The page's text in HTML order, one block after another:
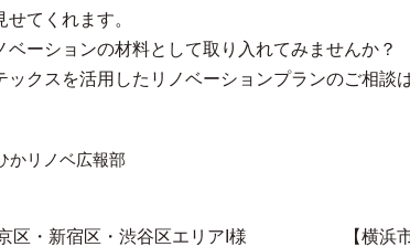
せてくれます。
ベーションの材料として取り入れてみませんか？
ックスを活用したリノベーションプランのご相談
かリノベ広報部
京区・新宿区・渋谷区エリアI様
【横浜